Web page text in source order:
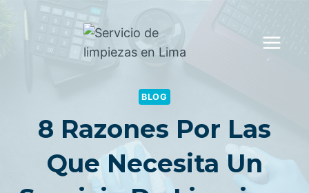
Saltar
contenido
BLOG
8 Razones Por Las
Que Necesita Un